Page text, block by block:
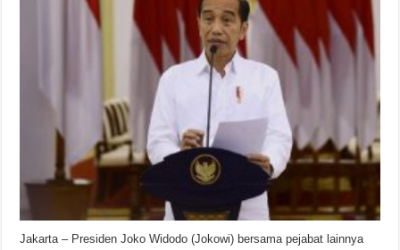
Jakarta – Presiden Joko Widodo (Jokowi) bersama pejabat lainnya